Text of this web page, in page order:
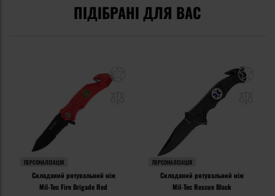
ПІДІБРАНІ ДЛЯ ВАС
ПЕРСОНАЛІЗАЦІЯ
Складаний рятувальний ніж
Mil-Tec Fire Brigade Red
ПЕРСОНАЛІЗАЦІЯ
Складаний рятувальний ніж
Mil-Tec Rescue Black